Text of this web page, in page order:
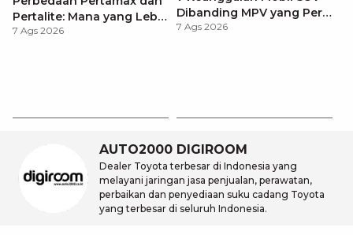
Pertalite: Mana yang Lebih
Baik untuk Mobil Toyota
7 Ags 2026
Dibanding MPV yang Perlu
Anda Ketahui
7 Ags 2026
AUTO2000 DIGIROOM
Dealer Toyota terbesar di Indonesia yang
melayani jaringan jasa penjualan, perawatan,
perbaikan dan penyediaan suku cadang Toyota
yang terbesar di seluruh Indonesia.